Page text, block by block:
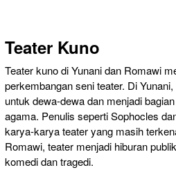
Teater Kuno
Teater kuno di Yunani dan Romawi
perkembangan seni teater. Di
untuk dewa-dewa dan menjadi
agama. Penulis seperti Sophocles
karya-karya teater yang masih
Romawi, teater menjadi hiburan
komedi dan tragedi.